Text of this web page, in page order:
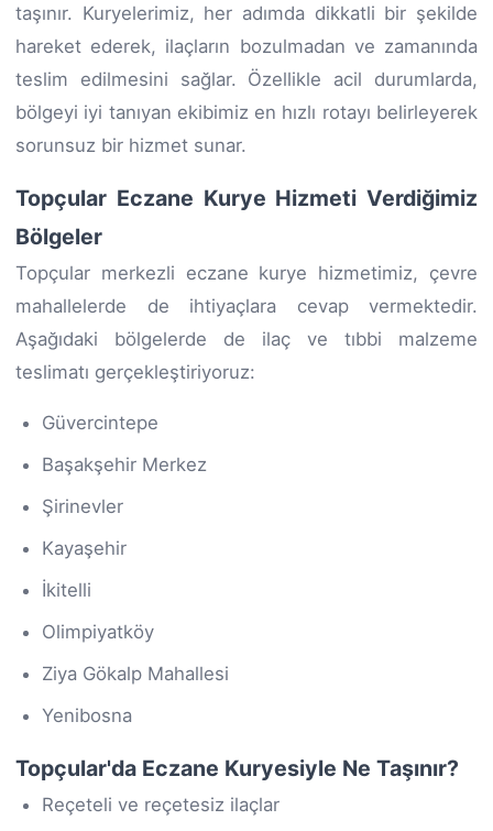
taşınır. Kuryelerimiz, her adımda dikkatli bir şekilde
hareket ederek, ilaçların bozulmadan ve zamanında
teslim edilmesini sağlar. Özellikle acil durumlarda,
bölgeyi iyi tanıyan ekibimiz en hızlı rotayı belirleyerek
sorunsuz bir hizmet sunar.
Topçular Eczane Kurye Hizmeti Verdiğimiz
Bölgeler
Topçular merkezli eczane kurye hizmetimiz, çevre
mahallelerde de ihtiyaçlara cevap vermektedir.
Aşağıdaki bölgelerde de ilaç ve tıbbi malzeme
teslimatı gerçekleştiriyoruz:
Güvercintepe
Başakşehir Merkez
Şirinevler
Kayaşehir
İkitelli
Olimpiyatköy
Ziya Gökalp Mahallesi
Yenibosna
Topçular'da Eczane Kuryesiyle Ne Taşınır?
Reçeteli ve reçetesiz ilaçlar